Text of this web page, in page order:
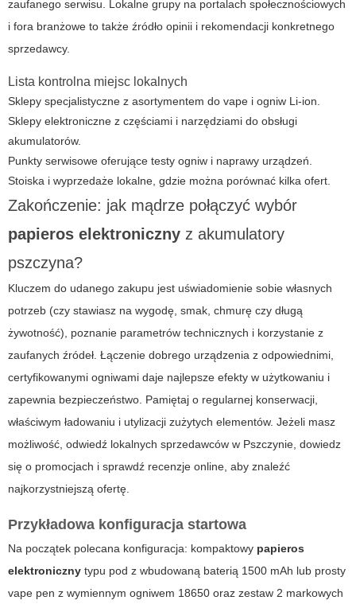
zaufanego serwisu. Lokalne grupy na portalach społecznościowych
i fora branżowe to także źródło opinii i rekomendacji konkretnego
sprzedawcy.
Lista kontrolna miejsc lokalnych
Sklepy specjalistyczne z asortymentem do vape i ogniw Li-ion.
Sklepy elektroniczne z częściami i narzędziami do obsługi
akumulatorów.
Punkty serwisowe oferujące testy ogniw i naprawy urządzeń.
Stoiska i wyprzedaże lokalne, gdzie można porównać kilka ofert.
Zakończenie: jak mądrze połączyć wybór
papieros elektroniczny z akumulatory
pszczyna?
Kluczem do udanego zakupu jest uświadomienie sobie własnych
potrzeb (czy stawiasz na wygodę, smak, chmurę czy długą
żywotność), poznanie parametrów technicznych i korzystanie z
zaufanych źródeł. Łączenie dobrego urządzenia z odpowiednimi,
certyfikowanymi ogniwami daje najlepsze efekty w użytkowaniu i
zapewnia bezpieczeństwo. Pamiętaj o regularnej konserwacji,
właściwym ładowaniu i utylizacji zużytych elementów. Jeżeli masz
możliwość, odwiedź lokalnych sprzedawców w Pszczynie, dowiedz
się o promocjach i sprawdź recenzje online, aby znaleźć
najkorzystniejszą ofertę.
Przykładowa konfiguracja startowa
Na początek polecana konfiguracja: kompaktowy papieros
elektroniczny typu pod z wbudowaną baterią 1500 mAh lub prosty
vape pen z wymiennym ogniwem 18650 oraz zestaw 2 markowych